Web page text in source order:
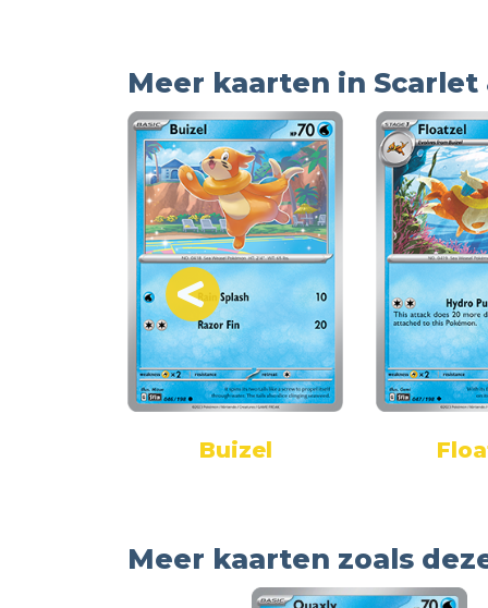
Meer kaarten in Scarlet
Buizel
Meer kaarten zoals